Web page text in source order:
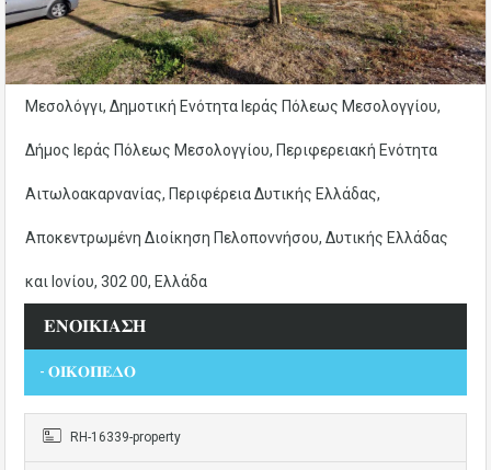
Μεσολόγγι, Δημοτική Ενότητα Ιεράς Πόλεως Μεσολογγίου,
Δήμος Ιεράς Πόλεως Μεσολογγίου, Περιφερειακή Ενότητα
Αιτωλοακαρνανίας, Περιφέρεια Δυτικής Ελλάδας,
Αποκεντρωμένη Διοίκηση Πελοποννήσου, Δυτικής Ελλάδας
και Ιονίου, 302 00, Ελλάδα
𝚬𝚴𝚶𝚰𝚱𝚰𝚨𝚺𝚮
- 𝚶𝚰𝚱𝚶𝚷𝚬𝚫𝚶
RH-16339-property